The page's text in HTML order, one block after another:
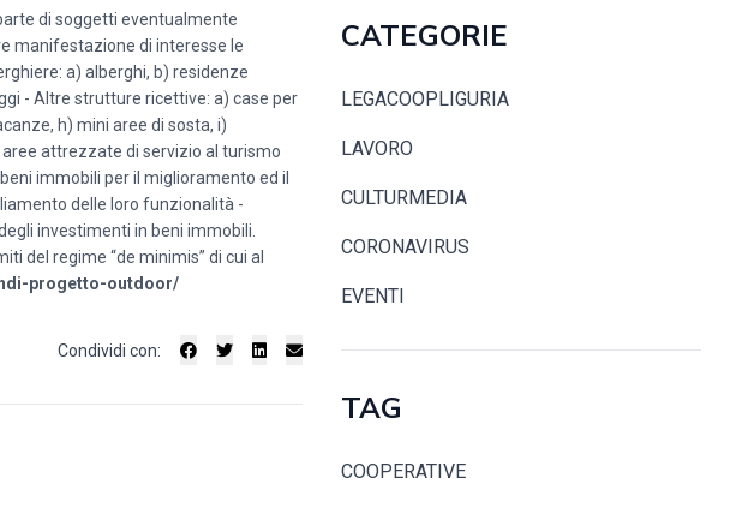
di soggetti eventualmente
manifestazione di interesse le
a) alberghi, b) residenze
- Altre strutture ricettive: a) case per
h) mini aree di sosta, i)
attrezzate di servizio al turismo
immobili per il miglioramento ed il
delle loro funzionalità -
investimenti in beni immobili.
del regime “de minimis” di cui al
progetto-outdoor/
Condividi con:
CATEGORIE
LEGACOOPLIGURIA
LAVORO
CULTURMEDIA
CORONAVIRUS
EVENTI
TAG
COOPERATIVE